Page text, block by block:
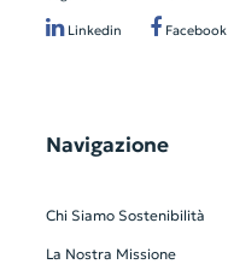
Linkedin Facebook
Navigazione
Chi Siamo Sostenibilità
La Nostra Missione